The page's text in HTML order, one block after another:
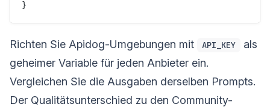
Richten Sie Apidog-Umgebungen mit API_KEY
als
geheimer Variable für jeden Anbieter ein.
Vergleichen Sie die Ausgaben derselben Prompts.
Der Qualitätsunterschied zu den Community-